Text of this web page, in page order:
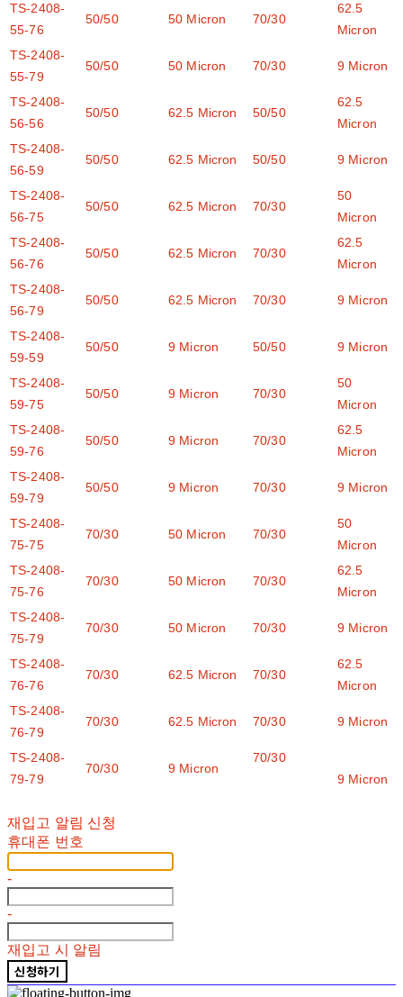
TS-2408-
55-76
50/50 50 Micron 70/30
62.5
Micron
TS-2408-
55-79
50/50 50 Micron 70/30 9 Micron
TS-2408-
56-56
50/50 62.5 Micron 50/50
62.5
Micron
TS-2408-
56-59
50/50 62.5 Micron 50/50 9 Micron
TS-2408-
56-75
50/50 62.5 Micron 70/30
50
Micron
TS-2408-
56-76
50/50 62.5 Micron 70/30
62.5
Micron
TS-2408-
56-79
50/50 62.5 Micron 70/30 9 Micron
TS-2408-
59-59
50/50 9 Micron 50/50 9 Micron
TS-2408-
59-75
50/50 9 Micron 70/30
50
Micron
TS-2408-
59-76
50/50 9 Micron 70/30
62.5
Micron
TS-2408-
59-79
50/50 9 Micron 70/30 9 Micron
TS-2408-
75-75
70/30 50 Micron 70/30
50
Micron
TS-2408-
75-76
70/30 50 Micron 70/30
62.5
Micron
TS-2408-
75-79
70/30 50 Micron 70/30 9 Micron
TS-2408-
76-76
70/30 62.5 Micron 70/30
62.5
Micron
TS-2408-
76-79
70/30 62.5 Micron 70/30 9 Micron
TS-2408-
79-79
70/30 9 Micron
70/30
9 Micron
재입고 알림 신청
휴대폰 번호
-
-
재입고 시 알림
신청하기